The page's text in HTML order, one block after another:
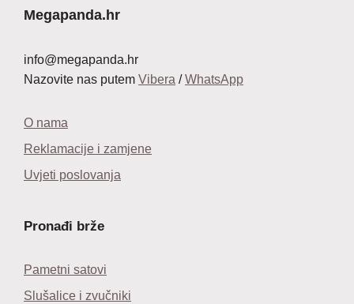
Megapanda.hr
info@megapanda.hr
Nazovite nas putem Vibera /WhatsApp
O nama
Reklamacije i zamjene
Uvjeti poslovanja
Pronađi brže
Pametni satovi
Slušalice i zvučniki